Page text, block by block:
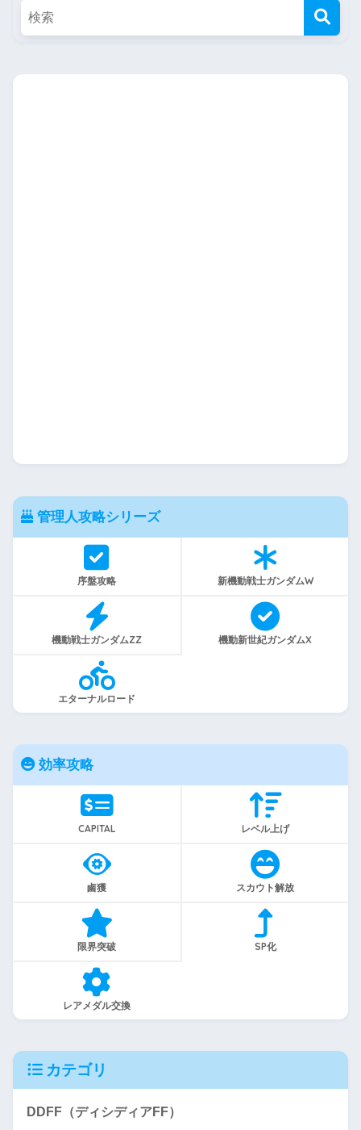
管理人攻略シリーズ
序盤攻略 新機動戦士ガンダムW
機動戦士ガンダムZZ 機動新世紀ガンダムX
エターナルロード
効率攻略
CAPITAL レベル上げ
鹵獲 スカウト解放
限界突破 SP化
レアメダル交換
カテゴリ
DDFF（ディシディアFF）